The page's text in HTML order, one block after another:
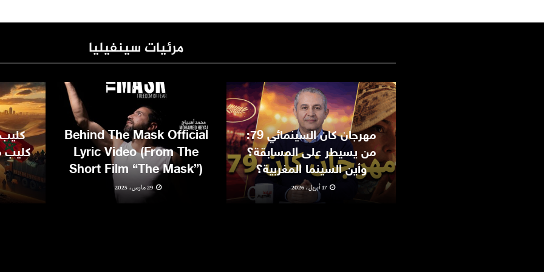
مرئيات سينفيليا
مهرجان كان السينمائي 79:
من يسيطر على المسابقة؟
وأين السينما المغربية؟
17 أبريل، 2026
Behind The Mask Official
Lyric Video (From The
Short Film “The Mask”)
29 مارس، 2025
كليب